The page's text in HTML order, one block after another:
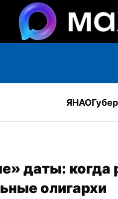
ЯНАО
даты: когда
олигархи